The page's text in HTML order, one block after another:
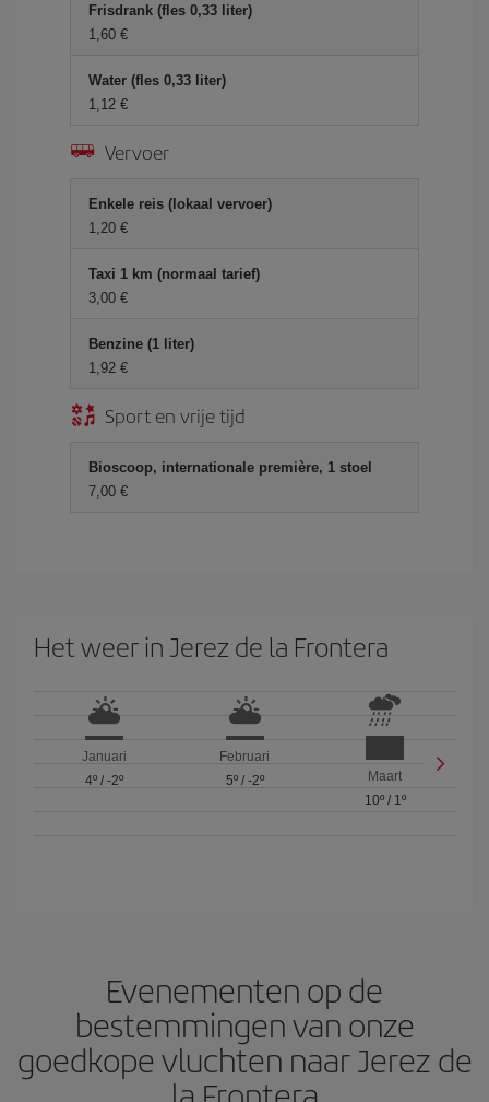
Frisdrank (fles 0,33 liter)
1,60 €
Water (fles 0,33 liter)
1,12 €
Vervoer
Enkele reis (lokaal vervoer)
1,20 €
Taxi 1 km (normaal tarief)
3,00 €
Benzine (1 liter)
1,92 €
Sport en vrije tijd
Bioscoop, internationale première, 1 stoel
7,00 €
Het weer in Jerez de la Frontera
Januari
4º/ -2º
Februari
5º/ -2º
Maart
10º/ 1º
Evenementen op de
bestemmingen van onze
goedkope vluchten naar Jerez de